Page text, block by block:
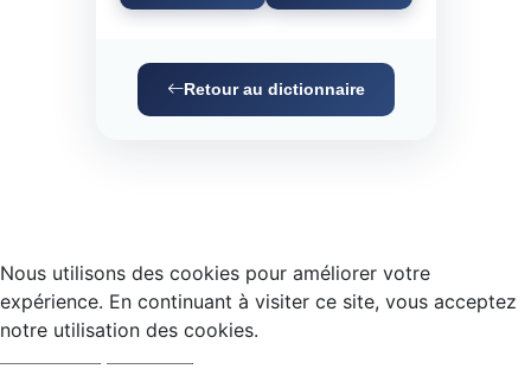
Retour au dictionnaire
Nous utilisons des cookies pour améliorer votre
expérience. En continuant à visiter ce site, vous acceptez
notre utilisation des cookies.